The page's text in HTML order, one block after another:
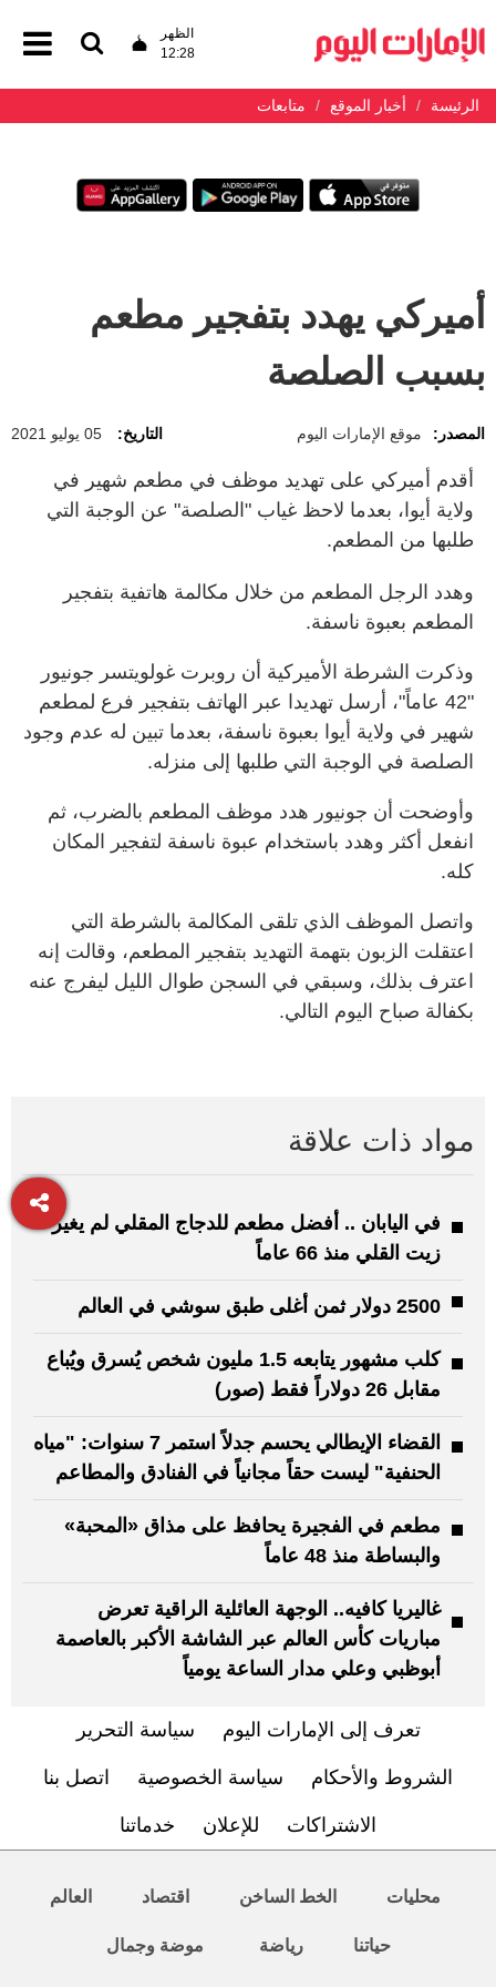
الظهر
12:28
الرئيسة أخبار الموقع متابعات
أميركي يهدد بتفجير مطعم
بسبب الصلصة
المصدر: موقع الإمارات اليوم التاريخ: 05 يوليو 2021
أقدم أميركي على تهديد موظف في مطعم شهير في
ولاية أيوا، بعدما لاحظ غياب "الصلصة" عن الوجبة التي
طلبها من المطعم.
وهدد الرجل المطعم من خلال مكالمة هاتفية بتفجير
المطعم بعبوة ناسفة.
وذكرت الشرطة الأميركية أن روبرت غولويتسر جونيور
"42 عاماً"، أرسل تهديدا عبر الهاتف بتفجير فرع لمطعم
شهير في ولاية أيوا بعبوة ناسفة، بعدما تبين له عدم وجود
الصلصة في الوجبة التي طلبها إلى منزله.
وأوضحت أن جونيور هدد موظف المطعم بالضرب، ثم
انفعل أكثر وهدد باستخدام عبوة ناسفة لتفجير المكان
كله.
واتصل الموظف الذي تلقى المكالمة بالشرطة التي
اعتقلت الزبون بتهمة التهديد بتفجير المطعم، وقالت إنه
اعترف بذلك، وسبقي في السجن طوال الليل ليفرج عنه
بكفالة صباح اليوم التالي.
مواد ذات علاقة
في اليابان .. أفضل مطعم للدجاج المقلي لم يغير
زيت القلي منذ 66 عاماً
2500 دولار ثمن أغلى طبق سوشي في العالم
كلب مشهور يتابعه 1.5 مليون شخص يُسرق ويُباع
مقابل 26 دولاراً فقط (صور)
القضاء الإيطالي يحسم جدلاً استمر 7 سنوات: "مياه
الحنفية" ليست حقاً مجانياً في الفنادق والمطاعم
مطعم في الفجيرة يحافظ على مذاق «المحبة»
والبساطة منذ 48 عاماً
غاليريا كافيه.. الوجهة العائلية الراقية تعرض
مباريات كأس العالم عبر الشاشة الأكبر بالعاصمة
أبوظبي وعلي مدار الساعة يومياً
تعرف إلى الإمارات اليوم سياسة التحرير
الشروط والأحكام سياسة الخصوصية اتصل بنا
الاشتراكات للإعلان خدماتنا
محليات الخط الساخن اقتصاد العالم
حياتنا رياضة موضة وجمال